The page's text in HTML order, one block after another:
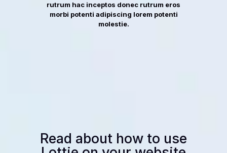
rutrum hac inceptos donec rutrum eros
morbi potenti adipiscing lorem potenti
molestie.
Read about how to use